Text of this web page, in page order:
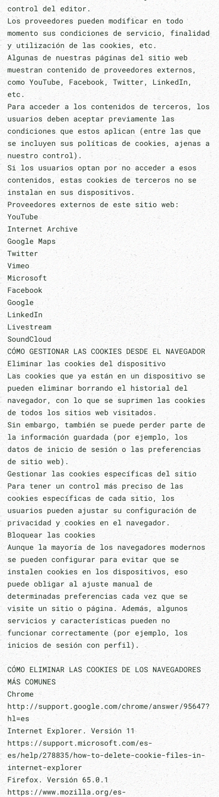
control del editor.
Los proveedores pueden modificar en todo
momento sus condiciones de servicio, finalidad
y utilización de las cookies, etc.
Algunas de nuestras páginas del sitio web
muestran contenido de proveedores externos,
como YouTube, Facebook, Twitter, LinkedIn,
etc.
Para acceder a los contenidos de terceros, los
usuarios deben aceptar previamente las
condiciones que estos aplican (entre las que
se incluyen sus políticas de cookies, ajenas a
nuestro control).
Si los usuarios optan por no acceder a esos
contenidos, estas cookies de terceros no se
instalan en sus dispositivos.
Proveedores externos de este sitio web:
YouTube
Internet Archive
Google Maps
Twitter
Vimeo
Microsoft
Facebook
Google
LinkedIn
Livestream
SoundCloud
CÓMO GESTIONAR LAS COOKIES DESDE EL NAVEGADOR
Eliminar las cookies del dispositivo
Las cookies que ya están en un dispositivo se
pueden eliminar borrando el historial del
navegador, con lo que se suprimen las cookies
de todos los sitios web visitados.
Sin embargo, también se puede perder parte de
la información guardada (por ejemplo, los
datos de inicio de sesión o las preferencias
de sitio web).
Gestionar las cookies específicas del sitio
Para tener un control más preciso de las
cookies específicas de cada sitio, los
usuarios pueden ajustar su configuración de
privacidad y cookies en el navegador.
Bloquear las cookies
Aunque la mayoría de los navegadores modernos
se pueden configurar para evitar que se
instalen cookies en los dispositivos, eso
puede obligar al ajuste manual de
determinadas preferencias cada vez que se
visite un sitio o página. Además, algunos
servicios y características pueden no
funcionar correctamente (por ejemplo, los
inicios de sesión con perfil).
CÓMO ELIMINAR LAS COOKIES DE LOS NAVEGADORES
MÁS COMUNES
Chrome
http://support.google.com/chrome/answer/95647?
hl=es
Internet Explorer. Versión 11
https://support.microsoft.com/es-
es/help/278835/how-to-delete-cookie-files-in-
internet-explorer
Firefox. Versión 65.0.1
https://www.mozilla.org/es-